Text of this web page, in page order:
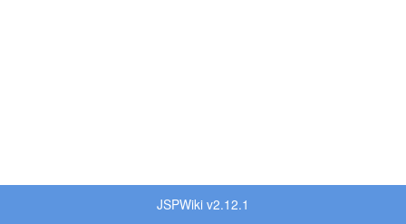
JSPWiki v2.12.1